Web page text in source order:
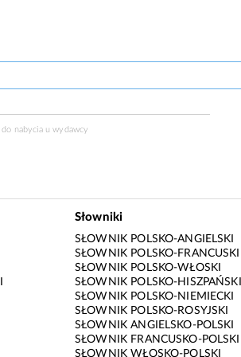
do nabycia uwydawcy
Słowniki
SŁOWNIK POLSKO-ANGIELSKI
SŁOWNIK POLSKO-FRANCUSKI
SŁOWNIK POLSKO-WŁOSKI
SŁOWNIK POLSKO-HISZPAŃSKI
SŁOWNIK POLSKO-NIEMIECKI
SŁOWNIK POLSKO-ROSYJSKI
SŁOWNIK ANGIELSKO-POLSKI
SŁOWNIK FRANCUSKO-POLSKI
SŁOWNIK WŁOSKO-POLSKI